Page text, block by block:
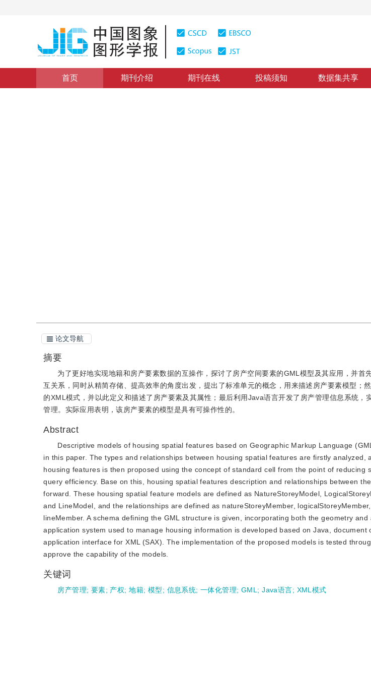
首页 期刊介绍 期刊在线 投稿须知 数据集共享
论文导航
摘要
为了更好地实现地籍和房产要素数据的互操作，探讨了房产空间要素的GML模型及其应用，并首
互关系，同时从精简存储、提高效率的角度出发，提出了标准单元的概念，用来描述房产要素模型；
的XML模式，并以此定义和描述了房产要素及其属性；最后利用Java语言开发了房产管理信息系统，
管理。实际应用表明，该房产要素的模型是具有可操作性的。
Abstract
Descriptive models of housing spatial features based on Geographic Markup Language
in this paper. The types and relationships between housing spatial features are firstly analyzed,
housing features is then proposed using the concept of standard cell from the point of reducing
query efficiency. Base on this, housing spatial features description and relationships between
forward. These housing spatial feature models are defined as NatureStoreyModel,
and LineModel, and the relationships are defined as natureStoreyMember,
lineMember. A schema defining the GML structure is given, incorporating both the geometry
application system used to manage housing information is developed based on Java, document
application interface for XML (SAX). The implementation of the proposed models is tested
approve the capability of the models.
关键词
房产管理; 要素; 产权;地籍; 模型; 信息系统;一体化管理;GML ;Java语言; XML模式